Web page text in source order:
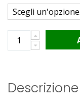
Descrizione